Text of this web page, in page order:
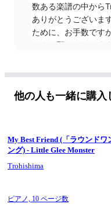
数ある楽譜の中から
ありがとうございま
ために、お手数です
しくお願いいたします
今回はリトグリ高校サ
ジしました。
他の人も一緒に購入
My Best Friend (「ラウンドワ
ング) - Little Glee Monster
Trohishima
ピアノ, 10 ページ数